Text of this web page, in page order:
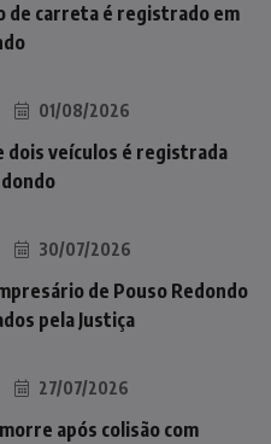
de carreta é registrado em
01/08/2026
dois veículos é registrada
30/07/2026
de Pouso Redondo
pela Justiça
27/07/2026
após colisão com